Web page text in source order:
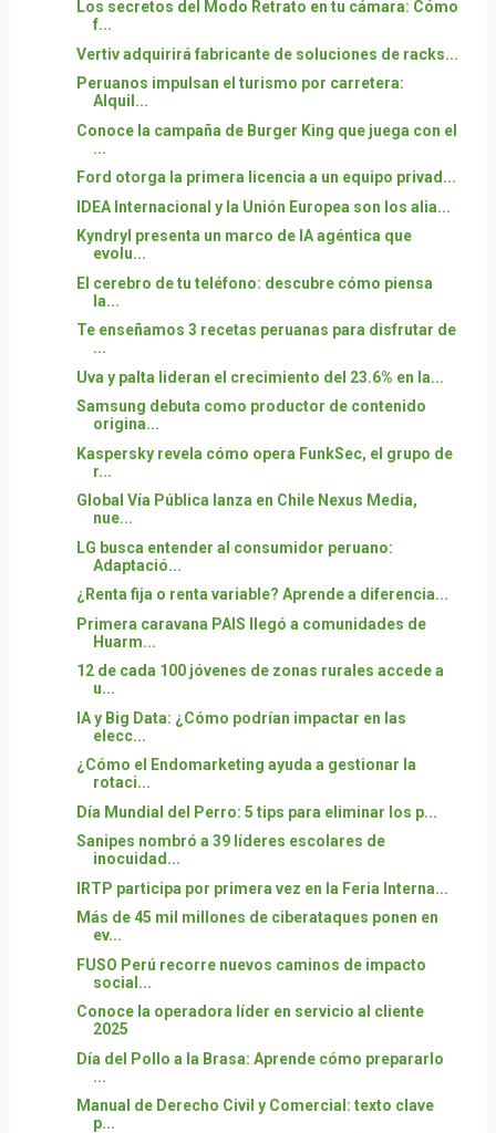
Los secretos del Modo Retrato en tu cámara: Cómo
f...
Vertiv adquirirá fabricante de soluciones de racks...
Peruanos impulsan el turismo por carretera:
Alquil...
Conoce la campaña de Burger King que juega con el
...
Ford otorga la primera licencia a un equipo privad...
IDEA Internacional y la Unión Europea son los alia...
Kyndryl presenta un marco de IA agéntica que
evolu...
El cerebro de tu teléfono: descubre cómo piensa
la...
Te enseñamos 3 recetas peruanas para disfrutar de
...
Uva y palta lideran el crecimiento del 23.6% en la...
Samsung debuta como productor de contenido
origina...
Kaspersky revela cómo opera FunkSec, el grupo de
r...
Global Vía Pública lanza en Chile Nexus Media,
nue...
LG busca entender al consumidor peruano:
Adaptació...
¿Renta fija o renta variable? Aprende a diferencia...
Primera caravana PAIS llegó a comunidades de
Huarm...
12 de cada 100 jóvenes de zonas rurales accede a
u...
IA y Big Data: ¿Cómo podrían impactar en las
elecc...
¿Cómo el Endomarketing ayuda a gestionar la
rotaci...
Día Mundial del Perro: 5 tips para eliminar los p...
Sanipes nombró a 39 líderes escolares de
inocuidad...
IRTP participa por primera vez en la Feria Interna...
Más de 45 mil millones de ciberataques ponen en
ev...
FUSO Perú recorre nuevos caminos de impacto
social...
Conoce la operadora líder en servicio al cliente
2025
Día del Pollo a la Brasa: Aprende cómo prepararlo
...
Manual de Derecho Civil y Comercial: texto clave
p...